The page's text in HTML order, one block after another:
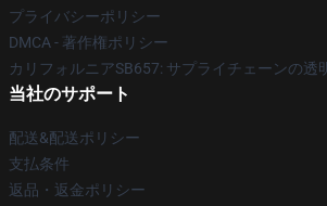
プライバシーポリシー
DMCA - 著作権ポリシー
カリフォルニアSB657: サプライチェーンの透
当社のサポート
配送&配送ポリシー
支払条件
返品・返金ポリシー